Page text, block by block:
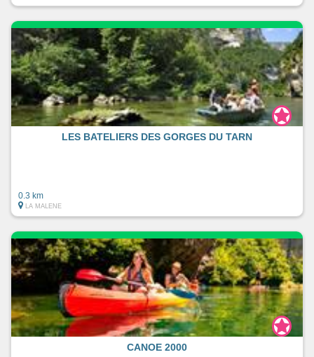
LES BATELIERS DES GORGES DU TARN
0.3 km
LA MALENE
CANOE 2000